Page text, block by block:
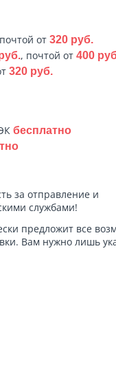
от 320 руб.
, почтой от 400
320 руб.
бесплатно
за отправление и
службами!
предложит все
Вам нужно лишь